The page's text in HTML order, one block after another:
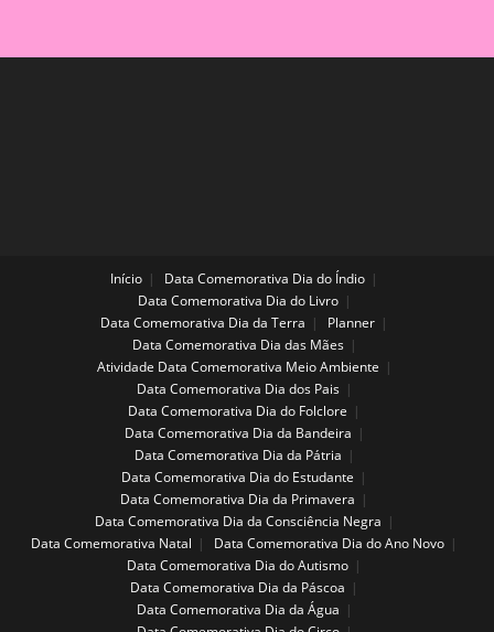
Mundo
Início
Data Comemorativa Dia do Índio
Data Comemorativa Dia do Livro
Data Comemorativa Dia da Terra
Planner
Data Comemorativa Dia das Mães
Atividade Data Comemorativa Meio Ambiente
Data Comemorativa Dia dos Pais
Data Comemorativa Dia do Folclore
Data Comemorativa Dia da Bandeira
Data Comemorativa Dia da Pátria
Data Comemorativa Dia do Estudante
Data Comemorativa Dia da Primavera
Data Comemorativa Dia da Consciência Negra
Data Comemorativa Natal
Data Comemorativa Dia do Ano Novo
Data Comemorativa Dia do Autismo
Data Comemorativa Dia da Páscoa
Data Comemorativa Dia da Água